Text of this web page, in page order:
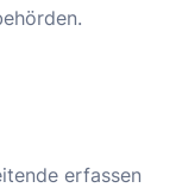
erfassen